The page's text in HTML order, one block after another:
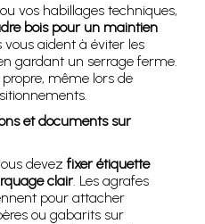
vos habillages techniques,
bois pour un maintien
vous aident à éviter les
gardant un serrage ferme.
même lors de
et documents sur
devez fixer étiquette
clair. Les agrafes
pour attacher
ou gabarits sur